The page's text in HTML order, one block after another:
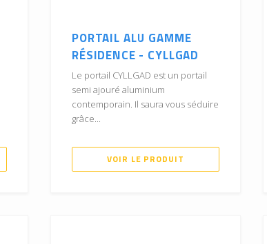
PORTAIL ALU GAMME
RÉSIDENCE - CYLLGAD
Le portail CYLLGAD est un portail
semi ajouré aluminium
contemporain. Il saura vous séduire
grâce...
VOIR LE PRODUIT